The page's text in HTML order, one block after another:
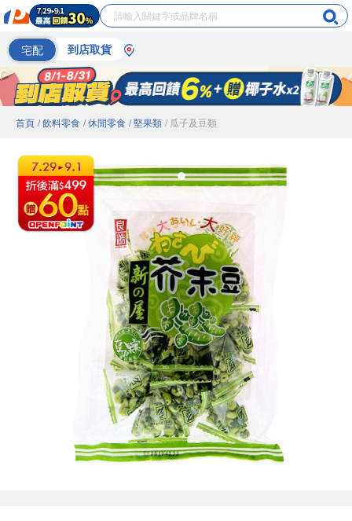
宅配 到店取貨
首頁 / 飲料零食 / 休閒零食 / 堅果類 / 瓜子及豆類